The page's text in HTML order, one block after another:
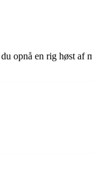
opnå en rig høst af